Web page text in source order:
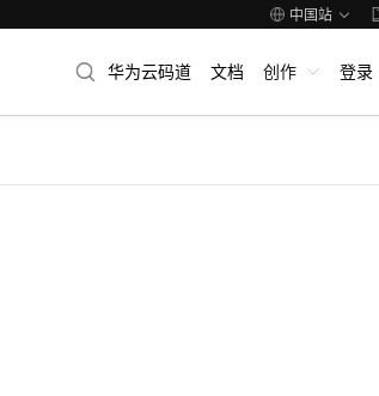
中国站
华为云码道 文档 创作 登录